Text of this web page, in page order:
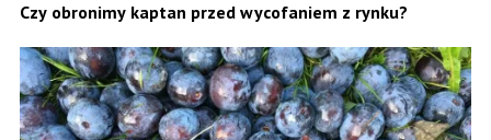
Czy obronimy kaptan przed wycofaniem z rynku?